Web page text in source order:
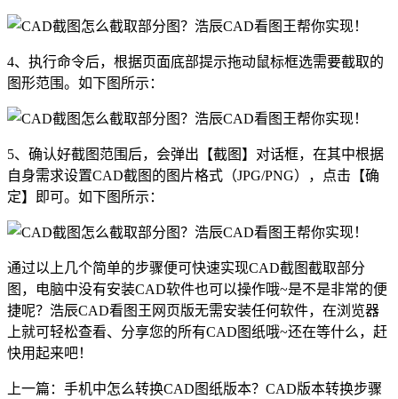
4、执行命令后，根据页面底部提示拖动鼠标框选需要截取的
图形范围。如下图所示：
5、确认好截图范围后，会弹出【截图】对话框，在其中根据
自身需求设置CAD截图的图片格式（JPG/PNG），点击【确
定】即可。如下图所示：
通过以上几个简单的步骤便可快速实现CAD截图截取部分
图，电脑中没有安装CAD软件也可以操作哦~是不是非常的便
捷呢？浩辰CAD看图王网页版无需安装任何软件，在浏览器
上就可轻松查看、分享您的所有CAD图纸哦~还在等什么，赶
快用起来吧！
上一篇：手机中怎么转换CAD图纸版本？CAD版本转换步骤